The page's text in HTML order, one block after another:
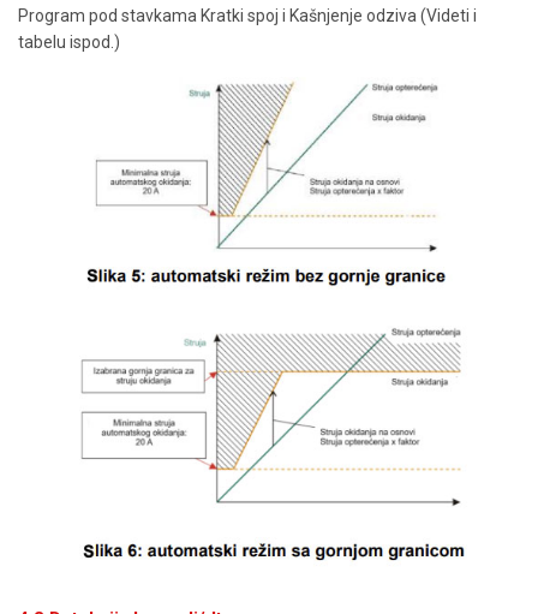
Program pod stavkama Kratki spoj i Kašnjenje odziva (Videti i
tabelu ispod.)